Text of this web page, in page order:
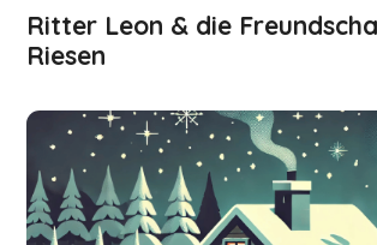
Ritter Leon & die
Riesen